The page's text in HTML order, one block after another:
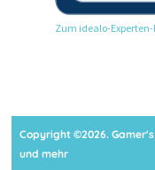
Zum idealo-Experten-
Copyright ©2026.
und mehr